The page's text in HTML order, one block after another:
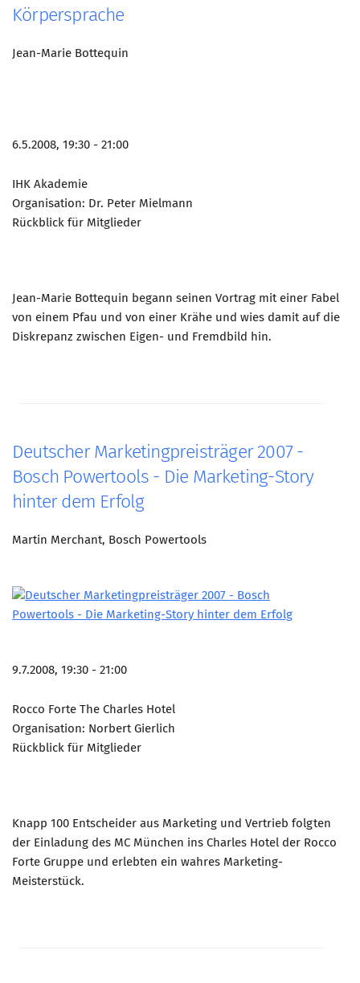
Körpersprache
Jean-Marie Bottequin
6.5.2008, 19:30 - 21:00
IHK Akademie
Organisation: Dr. Peter Mielmann
Rückblick für Mitglieder
Jean-Marie Bottequin begann seinen Vortrag mit einer Fabel
von einem Pfau und von einer Krähe und wies damit auf die
Diskrepanz zwischen Eigen- und Fremdbild hin.
Deutscher Marketingpreisträger 2007 -
Bosch Powertools - Die Marketing-Story
hinter dem Erfolg
Martin Merchant, Bosch Powertools
9.7.2008, 19:30 - 21:00
Rocco Forte The Charles Hotel
Organisation: Norbert Gierlich
Rückblick für Mitglieder
Knapp 100 Entscheider aus Marketing und Vertrieb folgten
der Einladung des MC München ins Charles Hotel der Rocco
Forte Gruppe und erlebten ein wahres Marketing-
Meisterstück.